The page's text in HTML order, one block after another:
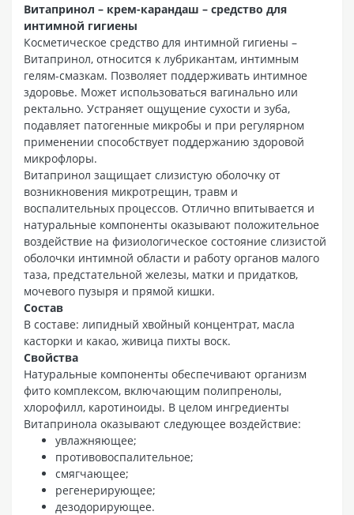
Витапринол – крем-карандаш – средство для
интимной гигиены
Косметическое средство для интимной гигиены –
Витапринол, относится к лубрикантам, интимным
гелям-смазкам. Позволяет поддерживать интимное
здоровье. Может использоваться вагинально или
ректально. Устраняет ощущение сухости и зуба,
подавляет патогенные микробы и при регулярном
применении способствует поддержанию здоровой
микрофлоры.
Витапринол защищает слизистую оболочку от
возникновения микротрещин, травм и
воспалительных процессов. Отлично впитывается и
натуральные компоненты оказывают положительное
воздействие на физиологическое состояние слизистой
оболочки интимной области и работу органов малого
таза, предстательной железы, матки и придатков,
мочевого пузыря и прямой кишки.
Состав
В составе: липидный хвойный концентрат, масла
касторки и какао, живица пихты воск.
Свойства
Натуральные компоненты обеспечивают организм
фито комплексом, включающим полипренолы,
хлорофилл, каротиноиды. В целом ингредиенты
Витапринола оказывают следующее воздействие:
увлажняющее;
противовоспалительное;
смягчающее;
регенерирующее;
дезодорирующее.